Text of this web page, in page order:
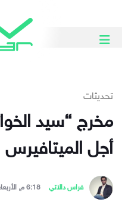
تحديثات
مخرج “سيد
أجل الميتافيرس
فراس دالاتي 6:18 م, الأربعاء, 10 نوفمبر 2021